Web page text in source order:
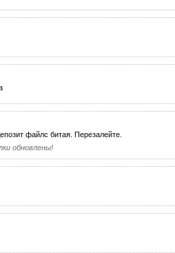
файлс битая. Перезалейте.
обновлены!